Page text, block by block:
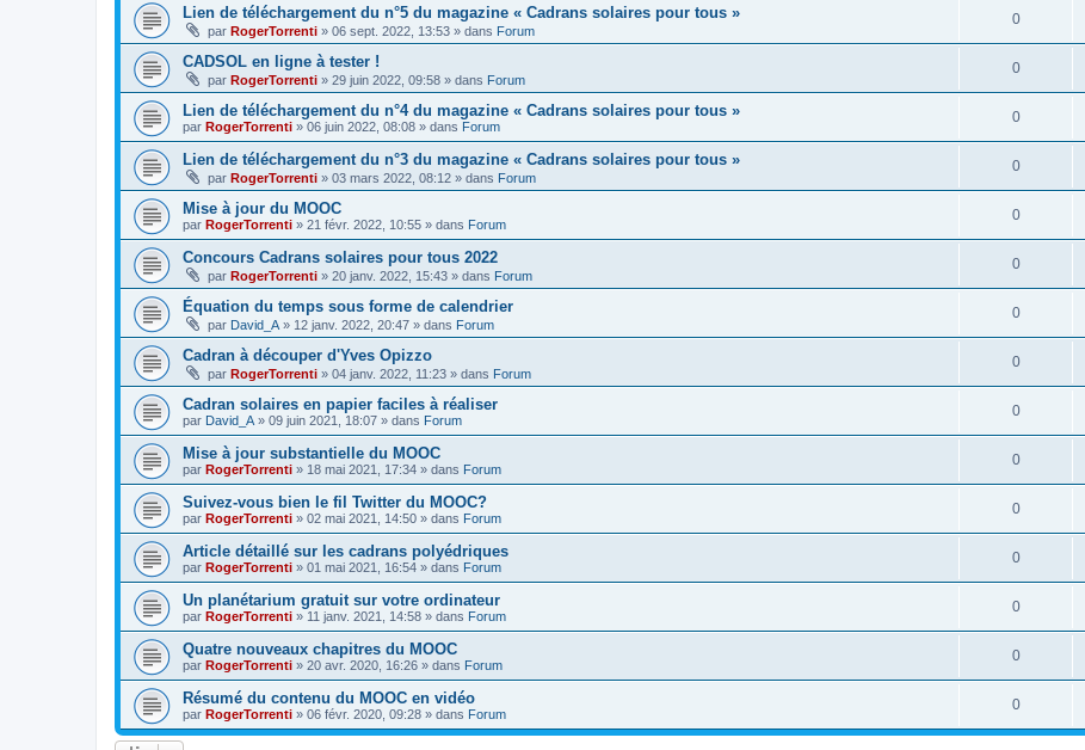
Lien de téléchargement du n°5 du magazine « Cadrans solaires pour tous »
par RogerTorrenti » 06 sept. 2022, 13:53 » dans Forum
0
CADSOL en ligne à tester !
par RogerTorrenti » 29 juin 2022, 09:58 » dans Forum
0
Lien de téléchargement du n°4 du magazine « Cadrans solaires pour tous »
par RogerTorrenti » 06 juin 2022, 08:08 » dans Forum
0
Lien de téléchargement du n°3 du magazine « Cadrans solaires pour tous »
par RogerTorrenti » 03 mars 2022, 08:12 » dans Forum
0
Mise à jour du MOOC
par RogerTorrenti » 21 févr. 2022, 10:55 » dans Forum
0
Concours Cadrans solaires pour tous 2022
par RogerTorrenti » 20 janv. 2022, 15:43 » dans Forum
0
Équation du temps sous forme de calendrier
par David_A » 12 janv. 2022, 20:47 » dans Forum
0
Cadran à découper d'Yves Opizzo
par RogerTorrenti » 04 janv. 2022, 11:23 » dans Forum
0
Cadran solaires en papier faciles à réaliser
par David_A » 09 juin 2021, 18:07 » dans Forum
0
Mise à jour substantielle du MOOC
par RogerTorrenti » 18 mai 2021, 17:34 » dans Forum
0
Suivez-vous bien le fil Twitter du MOOC?
par RogerTorrenti » 02 mai 2021, 14:50 » dans Forum
0
Article détaillé sur les cadrans polyédriques
par RogerTorrenti » 01 mai 2021, 16:54 » dans Forum
0
Un planétarium gratuit sur votre ordinateur
par RogerTorrenti » 11 janv. 2021, 14:58 » dans Forum
0
Quatre nouveaux chapitres du MOOC
par RogerTorrenti » 20 avr. 2020, 16:26 » dans Forum
0
Résumé du contenu du MOOC en vidéo
par RogerTorrenti » 06 févr. 2020, 09:28 » dans Forum
0